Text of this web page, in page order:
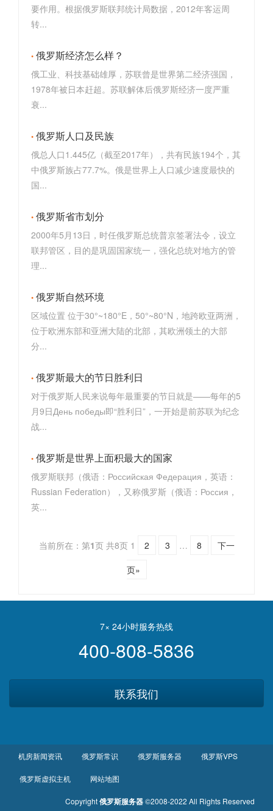
要作用。根据俄罗斯联邦统计局数据，2012年客运周
转...
俄罗斯经济怎么样？
俄工业、科技基础雄厚，苏联曾是世界第二经济强国，
1978年被日本赶超。苏联解体后俄罗斯经济一度严重
衰...
俄罗斯人口及民族
俄总人口1.445亿（截至2017年），共有民族194个，其
中俄罗斯族占77.7%。俄是世界上人口减少速度最快的
国...
俄罗斯省市划分
2000年5月13日，时任俄罗斯总统普京签署法令，设立
联邦管区，目的是巩固国家统一，强化总统对地方的管
理...
俄罗斯自然环境
区域位置 位于30°~180°E，50°~80°N，地跨欧亚两洲，
位于欧洲东部和亚洲大陆的北部，其欧洲领土的大部
分...
俄罗斯最大的节日胜利日
对于俄罗斯人民来说每年最重要的节日就是——每年的5
月9日День победы即“胜利日”，一开始是前苏联为纪念
战...
俄罗斯是世界上面积最大的国家
俄罗斯联邦（俄语：Российская Федерация，英语：
Russian Federation），又称俄罗斯（俄语：Россия，
英...
当前所在：第1页 共8页 1 2 3 … 8
下一
页»
7× 24小时服务热线
400-808-5836
联系我们
机房新闻资讯 俄罗斯常识 俄罗斯服务器 俄罗斯VPS
俄罗斯虚拟主机 网站地图
Copyright俄罗斯服务器©2008-2022 All Rights Reserved